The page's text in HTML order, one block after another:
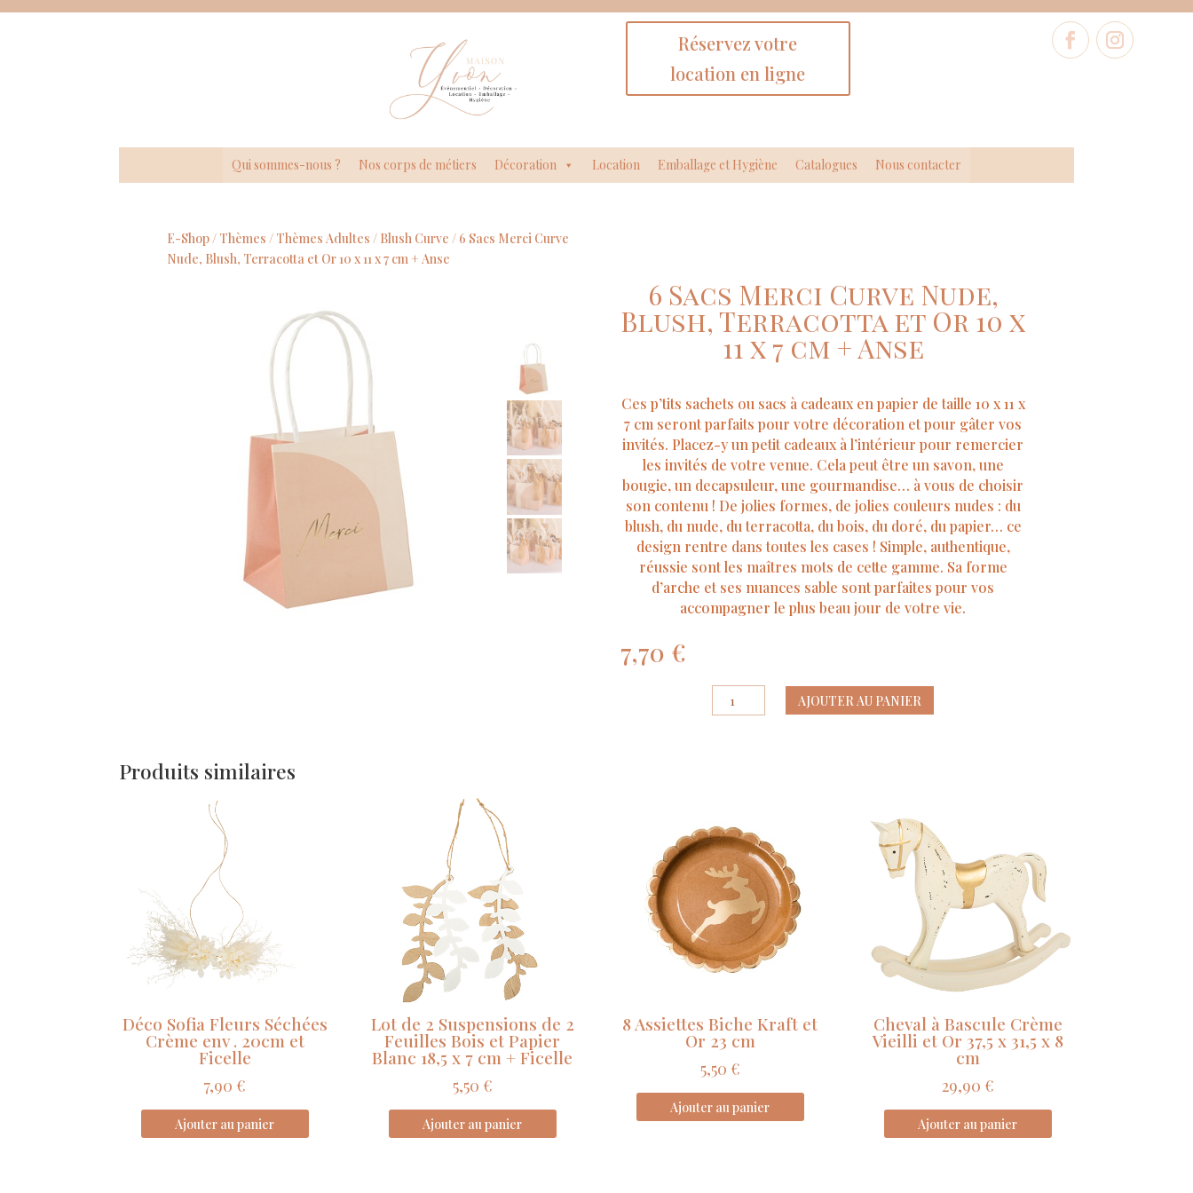
Réservez votre
location en ligne
Qui sommes-nous ? Nos corps de métiers Décoration Location Emballage et Hygiène Catalogues Nous contacter
E-Shop / Thèmes / Thèmes Adultes / Blush Curve / 6 Sacs Merci Curve
Nude, Blush, Terracotta et Or 10 x 11 x 7 cm + Anse
6 Sacs Merci Curve Nude,
Blush, Terracotta et Or 10 x
11 x 7 cm + Anse
Ces p’tits sachets ou sacs à cadeaux en papier de taille 10 x 11 x
7 cm seront parfaits pour votre décoration et pour gâter vos
invités. Placez-y un petit cadeaux à l’intérieur pour remercier
les invités de votre venue. Cela peut être un savon, une
bougie, un decapsuleur, une gourmandise… à vous de choisir
son contenu ! De jolies formes, de jolies couleurs nudes : du
blush, du nude, du terracotta, du bois, du doré, du papier… ce
design rentre dans toutes les cases ! Simple, authentique,
réussie sont les maîtres mots de cette gamme. Sa forme
d’arche et ses nuances sable sont parfaites pour vos
accompagner le plus beau jour de votre vie.
7,70 €
quantité
de
Blush,
Terracotta
et
Or
10
11
cm
+
Anse
AJOUTER AU PANIER
Produits similaires
Déco Sofia Fleurs Séchées
Crème env . 20cm et
Ficelle
7,90 €
Ajouter au panier
Lot de 2 Suspensions de 2
Feuilles Bois et Papier
Blanc 18,5 x 7 cm + Ficelle
5,50 €
Ajouter au panier
8 Assiettes Biche Kraft et
Or 23 cm
5,50 €
Ajouter au panier
Cheval à Bascule Crème
Vieilli et Or 37,5 x 31,5 x 8
cm
29,90 €
Ajouter au panier
Panneau de gestion des cookies